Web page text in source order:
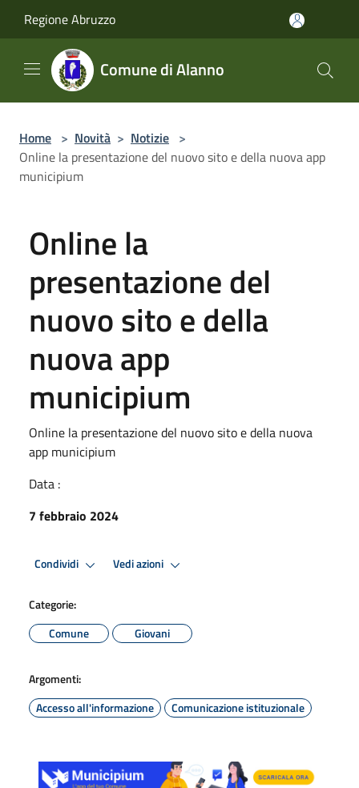
Regione Abruzzo
Comune di Alanno
Home > Novità > Notizie >
Online la presentazione del nuovo sito e della nuova app
municipium
Online la
presentazione del
nuovo sito e della
nuova app
municipium
Online la presentazione del nuovo sito e della nuova
app municipium
Data :
7 febbraio 2024
Condividi Vedi azioni
Categorie:
Comune
Giovani
Argomenti:
Accesso all'informazione
Comunicazione istituzionale